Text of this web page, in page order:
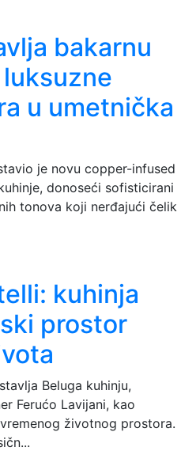
bakarnu
u umetnička
je novu copper-infused
donoseći sofisticirani
tonova koji nerđajući čelik
kuhinja
prostor
Beluga kuhinju,
Ferućo Lavijani, kao
životnog prostora.